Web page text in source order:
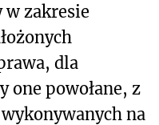
w zakresie
dla
one powołane, z
na